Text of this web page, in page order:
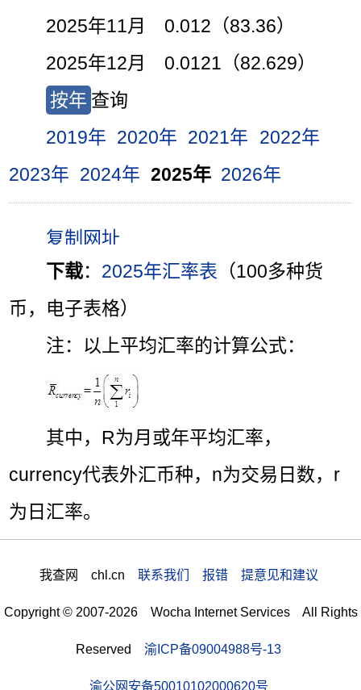
2025年11月 0.012（83.36）
2025年12月 0.0121（82.629）
按年 查询
2019年 2020年 2021年
2022年
2023年 2024年 2025年 2026年
下载： 2025年汇率表 （100多种货
币，电子表格）
注：以上平均汇率的计算公式：
其中，R为月或年平均汇率，
currency代表外汇币种，n为交易日数，r
为日汇率。
我查网 chl.cn 联系我们 报错 提意见和建议
Copyright © 2007-2026 Wocha Internet Services All Rights
Reserved 渝ICP备09004988号-13
渝公网安备50010102000620号